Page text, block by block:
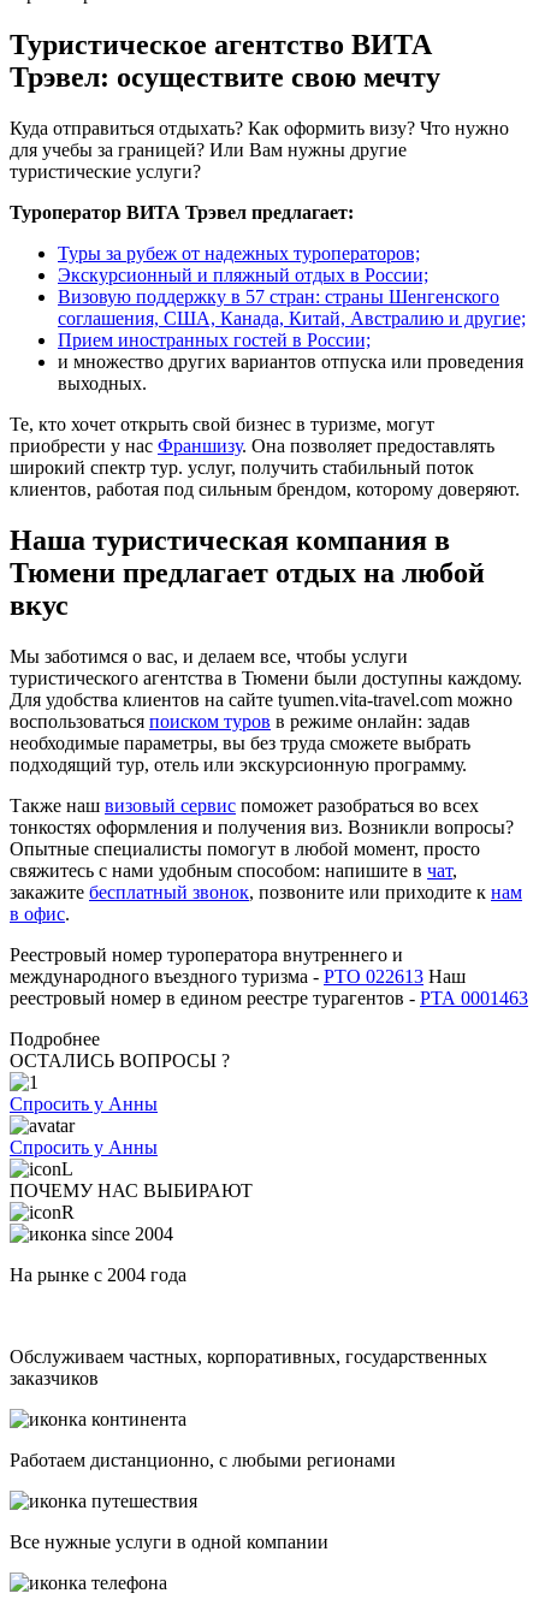
Туристическое агентство ВИТА
Трэвел: осуществите свою мечту
Куда отправиться отдыхать? Как оформить визу? Что нужно
для учебы за границей? Или Вам нужны другие
туристические услуги?
Туроператор ВИТА Трэвел предлагает:
Туры за рубеж от надежных туроператоров;
Экскурсионный и пляжный отдых в России;
Визовую поддержку в 57 стран: страны Шенгенского
соглашения, США, Канада, Китай, Австралию и другие;
Прием иностранных гостей в России;
и множество других вариантов отпуска или проведения
выходных.
Те, кто хочет открыть свой бизнес в туризме, могут
приобрести у нас Франшизу. Она позволяет предоставлять
широкий спектр тур. услуг, получить стабильный поток
клиентов, работая под сильным брендом, которому доверяют.
Наша туристическая компания в
Тюмени предлагает отдых на любой
вкус
Мы заботимся о вас, и делаем все, чтобы услуги
туристического агентства в Тюмени были доступны каждому.
Для удобства клиентов на сайте tyumen.vita-travel.com можно
воспользоваться поиском туров в режиме онлайн: задав
необходимые параметры, вы без труда сможете выбрать
подходящий тур, отель или экскурсионную программу.
Также наш визовый сервис поможет разобраться во всех
тонкостях оформления и получения виз. Возникли вопросы?
Опытные специалисты помогут в любой момент, просто
свяжитесь с нами удобным способом: напишите в чат,
закажите бесплатный звонок, позвоните или приходите к нам
в офис.
Реестровый номер туроператора внутреннего и
международного въездного туризма - РТО 022613 Наш
реестровый номер в едином реестре турагентов - РТА 0001463
Подробнее
ОСТАЛИСЬ ВОПРОСЫ ?
Спросить у Анны
Спросить у Анны
ПОЧЕМУ НАС ВЫБИРАЮТ
На рынке с 2004 года
Обслуживаем частных, корпоративных, государственных
заказчиков
Работаем дистанционно, с любыми регионами
Все нужные услуги в одной компании